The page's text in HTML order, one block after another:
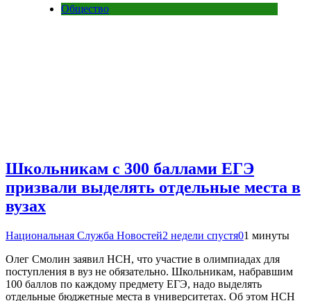
Общество
Школьникам с 300 баллами ЕГЭ
призвали выделять отдельные места в
вузах
Национальная Служба Новостей2 недели спустя01 минуты
Олег Смолин заявил НСН, что участие в олимпиадах для
поступления в вуз не обязательно. Школьникам, набравшим
100 баллов по каждому предмету ЕГЭ, надо выделять
отдельные бюджетные места в университетах. Об этом НСН